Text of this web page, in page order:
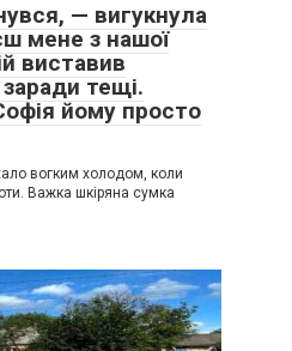
— вигукнула
мене з нашої
виставив
тещі.
йому просто
вогким холодом, коли
Важка шкіряна сумка